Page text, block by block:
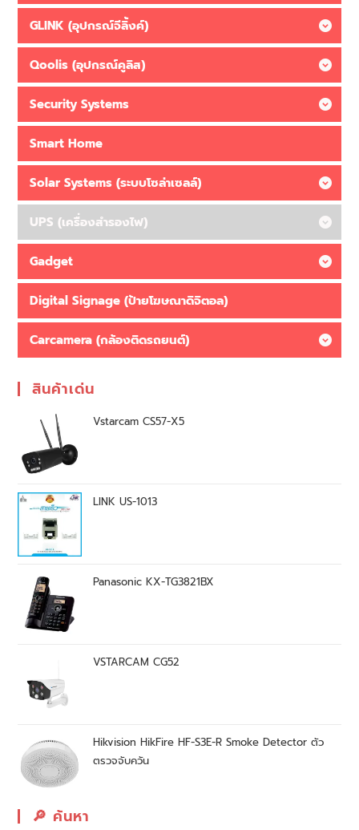
GLINK (อุปกรณ์จีลิ้งค์)
Qoolis (อุปกรณ์คูลิส)
Security Systems
Smart Home
Solar Systems (ระบบโซล่าเซลล์)
UPS (เครื่องสำรองไฟ)
Gadget
Digital Signage (ป้ายโฆษณาดิจิตอล)
Carcamera (กล้องติดรถยนต์)
สินค้าเด่น
Vstarcam CS57-X5
LINK US-1013
Panasonic KX-TG3821BX
VSTARCAM CG52
Hikvision HikFire HF-S3E-R Smoke Detector ตัว
ตรวจจับควัน
🔎︎ ค้นหา